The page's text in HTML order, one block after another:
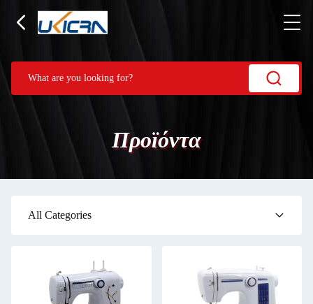
Προϊόντα
All Categories